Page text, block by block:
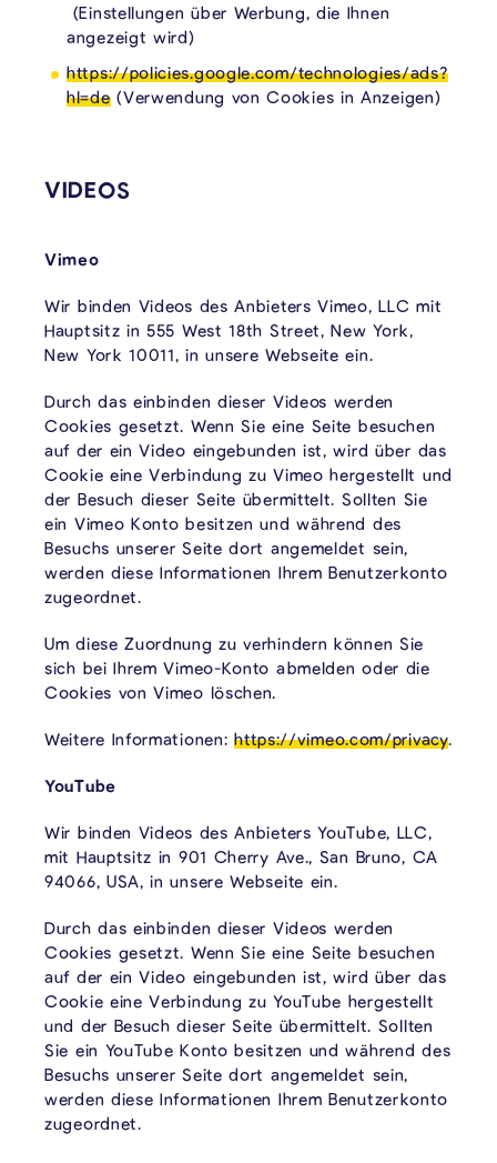
(Einstellungen über Werbung, die Ihnen
angezeigt wird)
https://policies.google.com/technologies/ads?
hl=de(Verwendung von Cookies in Anzeigen)
VIDEOS
Vimeo
Wir binden Videos des Anbieters Vimeo, LLC mit
Hauptsitz in 555 West 18th Street, New York,
New York 10011, in unsere Webseite ein.
Durch das einbinden dieser Videos werden
Cookies gesetzt. Wenn Sie eine Seite besuchen
auf der ein Video eingebunden ist, wird über das
Cookie eine Verbindung zu Vimeo hergestellt und
der Besuch dieser Seite übermittelt. Sollten Sie
ein Vimeo Konto besitzen und während des
Besuchs unserer Seite dort angemeldet sein,
werden diese Informationen Ihrem Benutzerkonto
zugeordnet.
Um diese Zuordnung zu verhindern können Sie
sich bei Ihrem Vimeo-Konto abmelden oder die
Cookies von Vimeo löschen.
Weitere Informationen:https://vimeo.com/privacy.
YouTube
Wir binden Videos des Anbieters YouTube, LLC,
mit Hauptsitz in 901 Cherry Ave., San Bruno, CA
94066, USA, in unsere Webseite ein.
Durch das einbinden dieser Videos werden
Cookies gesetzt. Wenn Sie eine Seite besuchen
auf der ein Video eingebunden ist, wird über das
Cookie eine Verbindung zu YouTube hergestellt
und der Besuch dieser Seite übermittelt. Sollten
Sie ein YouTube Konto besitzen und während des
Besuchs unserer Seite dort angemeldet sein,
werden diese Informationen Ihrem Benutzerkonto
zugeordnet.